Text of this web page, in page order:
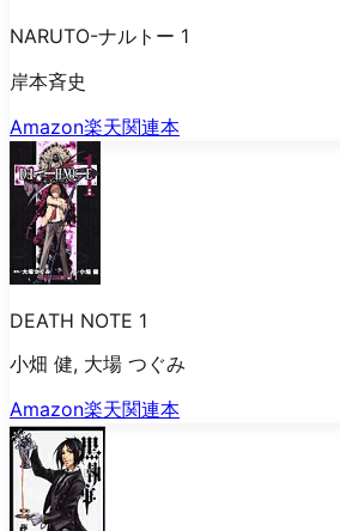
NARUTO-ナルトー 1
岸本斉史
Amazon楽天関連本
DEATH NOTE 1
小畑 健, 大場 つぐみ
Amazon楽天関連本